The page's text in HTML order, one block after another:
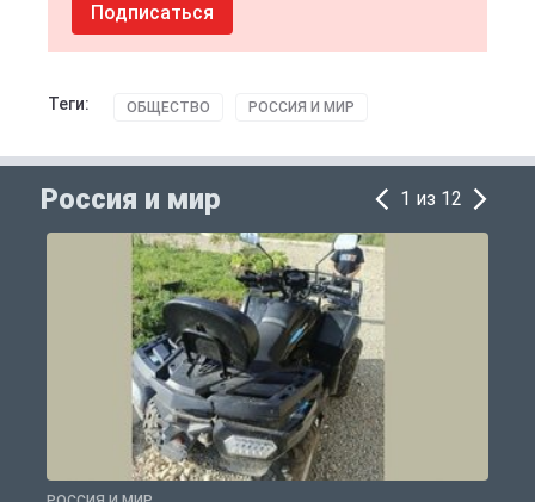
Подписаться
Теги: ОБЩЕСТВО РОССИЯ И МИР
Россия и мир 1 из 12